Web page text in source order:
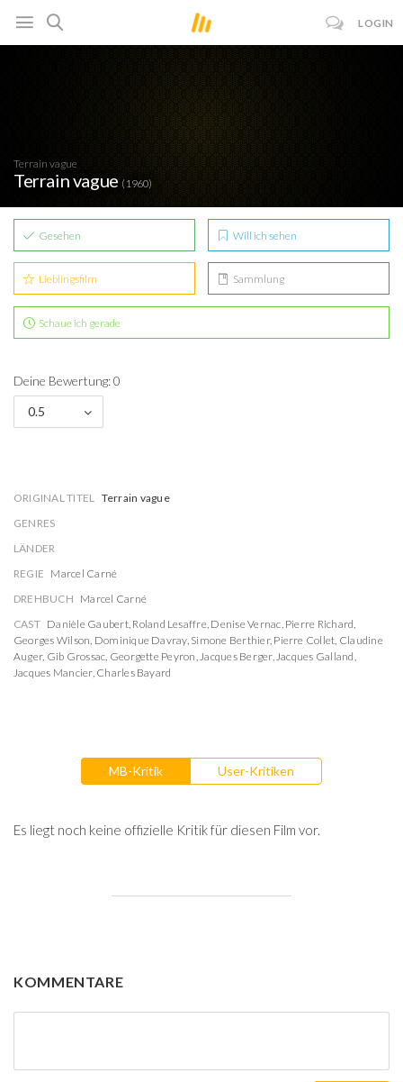
LOGIN
Terrain vague
Terrain vague (1960)
Gesehen Will ich sehen
Lieblingsfilm Sammlung
Schaue ich gerade
Deine Bewertung: 0
0.5
ORIGINAL TITEL Terrain vague
GENRES
LÄNDER
REGIE Marcel Carné
DREHBUCH Marcel Carné
CAST Danièle Gaubert, Roland Lesaffre, Denise Vernac, Pierre Richard,
Georges Wilson, Dominique Davray, Simone Berthier, Pierre Collet, Claudine
Auger, Gib Grossac, Georgette Peyron,Jacques Berger,Jacques Galland,
Jacques Mancier, Charles Bayard
MB-Kritik User-Kritiken
Es liegt noch keine offizielle Kritik für diesen Film vor.
KOMMENTARE